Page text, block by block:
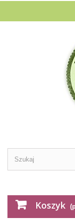
Koszyk